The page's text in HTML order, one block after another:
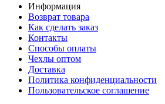
Информация
Возврат товара
Как сделать заказ
Контакты
Способы оплаты
Чехлы оптом
Доставка
Политика конфиденциальности
Пользовательское соглашение